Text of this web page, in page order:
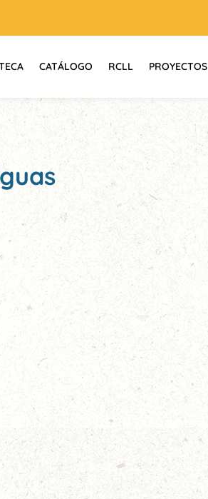
CATÁLOGO RCLL PROYECTOS